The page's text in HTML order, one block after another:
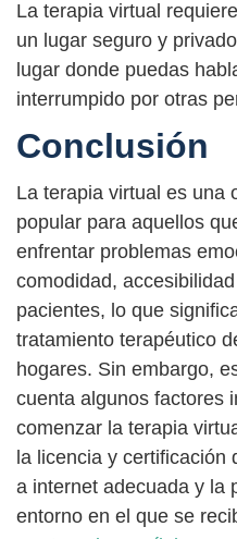
La terapia virtual
un lugar seguro y
lugar donde puedas
interrumpido por otras
Conclusión
La terapia virtual es una
popular para aquellos
enfrentar problemas
comodidad,
pacientes, lo que
tratamiento terapéutico
hogares. Sin embargo,
cuenta algunos factores
comenzar la terapia
la licencia y certificación
a internet adecuada y la
entorno en el que se